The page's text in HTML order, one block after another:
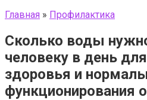
Главная » Профилактика
Сколько воды
человеку в день
здоровья и
функционирования